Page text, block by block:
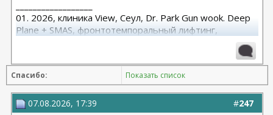
01. 2026, клиника View, Сеул, Dr. Park Gun wook. Deep
Plane + SMAS, фронтотемпоральный лифтинг,
Спасибо: Показать список
#247
07.08.2026, 17:39